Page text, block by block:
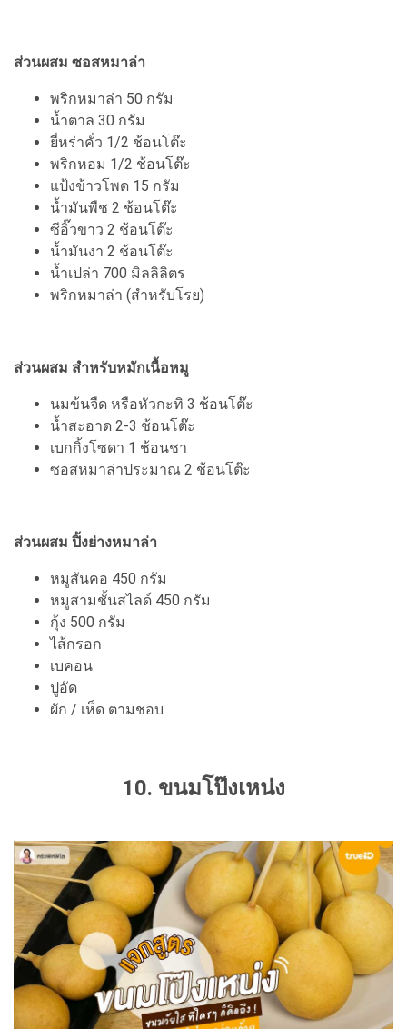
ส่วนผสม ซอสหมาล่า
พริกหมาล่า 50 กรัม
น้ำตาล 30 กรัม
ยี่หร่าคั่ว 1/2 ช้อนโต๊ะ
พริกหอม 1/2 ช้อนโต๊ะ
แป้งข้าวโพด 15 กรัม
น้ำมันพืช 2 ช้อนโต๊ะ
ซีอิ๊วขาว 2 ช้อนโต๊ะ
น้ำมันงา 2 ช้อนโต๊ะ
น้ำเปล่า 700 มิลลิลิตร
พริกหมาล่า (สำหรับโรย)
ส่วนผสม สำหรับหมักเนื้อหมู
นมข้นจืด หรือหัวกะทิ 3 ช้อนโต๊ะ
น้ำสะอาด 2-3 ช้อนโต๊ะ
เบกกิ้งโซดา 1 ช้อนชา
ซอสหมาล่าประมาณ 2 ช้อนโต๊ะ
ส่วนผสม ปิ้งย่างหมาล่า
หมูสันคอ 450 กรัม
หมูสามชั้นสไลด์ 450 กรัม
กุ้ง 500 กรัม
ไส้กรอก
เบคอน
ปูอัด
ผัก / เห็ด ตามชอบ
10. ขนมโป๊งเหน่ง